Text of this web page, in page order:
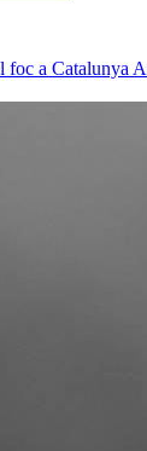
foc a Catalunya